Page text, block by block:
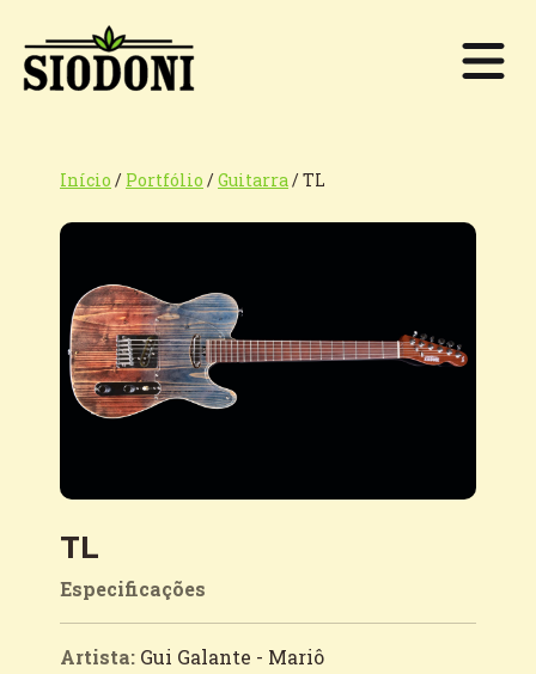
Início / Portfólio /Guitarra/TL
TL
Especificações
Artista: Gui Galante - Mariô